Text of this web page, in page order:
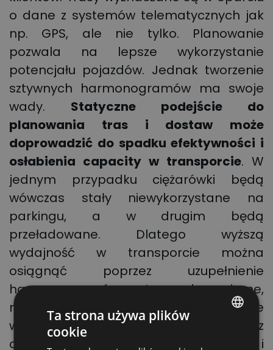
o dane z systemów telematycznych jak
np. GPS, ale nie tylko. Planowanie
pozwala na lepsze wykorzystanie
potencjału pojazdów. Jednak tworzenie
sztywnych harmonogramów ma swoje
wady. Statyczne podejście do
planowania tras i dostaw może
doprowadzić do spadku efektywności i
osłabienia capacity w transporcie. W
jednym przypadku ciężarówki będą
wówczas stały niewykorzystane na
parkingu, a w drugim będą
przeładowane. Dlatego wyższą
wydajność w transporcie można
osiągnąć poprzez uzupełnienie
harmonogramów o trasy dynamiczne,
modyfikowanych w oparciu o aktualne
warunki i zapotrzebowanie oraz
obowiązujących tylko w najbliższe dni i
Ta strona używa plików
cookie